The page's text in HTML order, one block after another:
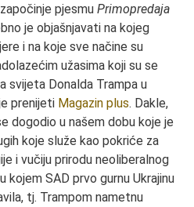
pjesmu Primopredaja
je objašnjavati na kojeg
i na koje sve načine su
užasima koji su se
svijeta Donalda Trampa u
prenijeti Magazin plus. Dakle,
dogodio u našem dobu koje je
koje služe kao pokriće za
i vučiju prirodu neoliberalnog
SAD prvo gurnu Ukrajinu
tj. Trampom nametnu